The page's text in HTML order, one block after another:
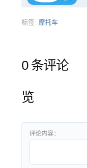
标签: 摩托车
0 条评论
览
评论内容：